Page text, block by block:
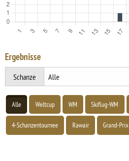
Ergebnisse
Schanze
Alle Weltcup WM Skiflug-WM
4-Schanzentournee Rawair Grand-Prix